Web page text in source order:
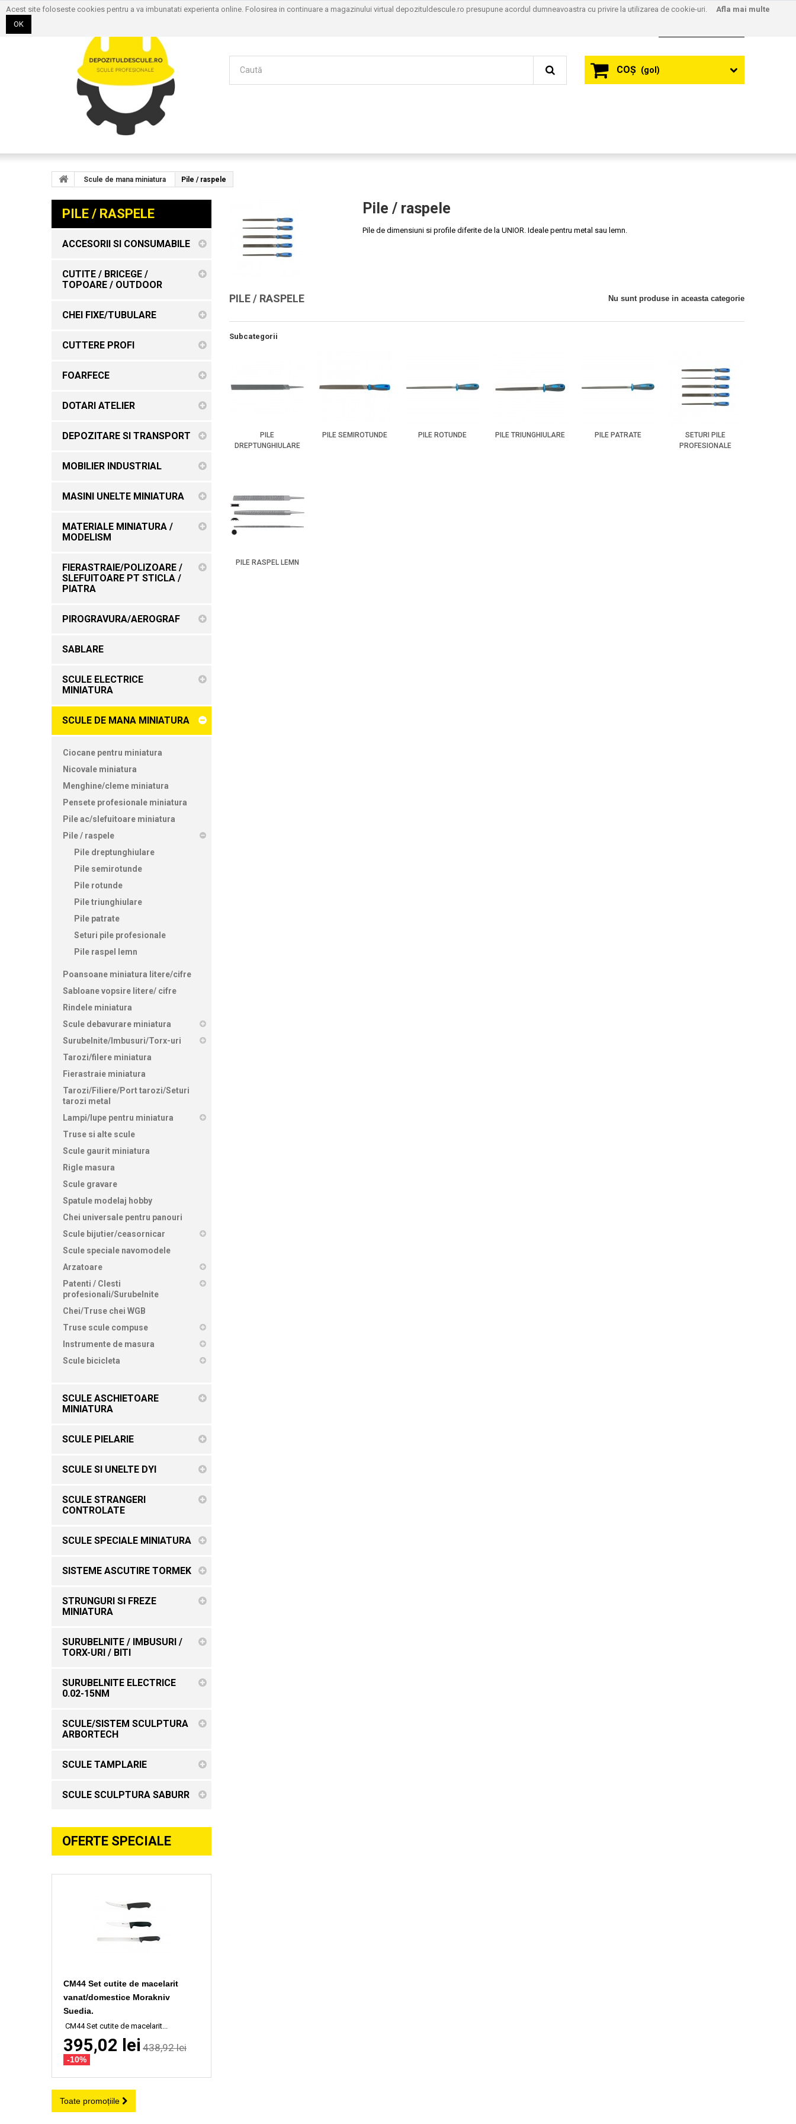
COŞ (gol)
Scule de mana miniatura Pile / raspele
PILE / RASPELE
ACCESORII SI CONSUMABILE
CUTITE / BRICEGE /
TOPOARE / OUTDOOR
CHEI FIXE/TUBULARE
CUTTERE PROFI
FOARFECE
DOTARI ATELIER
DEPOZITARE SI TRANSPORT
MOBILIER INDUSTRIAL
MASINI UNELTE MINIATURA
MATERIALE MINIATURA /
MODELISM
FIERASTRAIE/POLIZOARE /
SLEFUITOARE PT STICLA /
PIATRA
PIROGRAVURA/AEROGRAF
SABLARE
SCULE ELECTRICE
MINIATURA
SCULE DE MANA MINIATURA
Ciocane pentru miniatura
Nicovale miniatura
Menghine/cleme miniatura
Pensete profesionale miniatura
Pile ac/slefuitoare miniatura
Pile / raspele
Pile dreptunghiulare
Pile semirotunde
Pile rotunde
Pile triunghiulare
Pile patrate
Seturi pile profesionale
Pile raspel lemn
Poansoane miniatura litere/cifre
Sabloane vopsire litere/ cifre
Rindele miniatura
Scule debavurare miniatura
Surubelnite/Imbusuri/Torx-uri
Tarozi/filere miniatura
Fierastraie miniatura
Tarozi/Filiere/Port tarozi/Seturi
tarozi metal
Lampi/lupe pentru miniatura
Truse si alte scule
Scule gaurit miniatura
Rigle masura
Scule gravare
Spatule modelaj hobby
Chei universale pentru panouri
Scule bijutier/ceasornicar
Scule speciale navomodele
Arzatoare
Patenti / Clesti
profesionali/Surubelnite
Chei/Truse chei WGB
Truse scule compuse
Instrumente de masura
Scule bicicleta
SCULE ASCHIETOARE
MINIATURA
SCULE PIELARIE
SCULE SI UNELTE DYI
SCULE STRANGERI
CONTROLATE
SCULE SPECIALE MINIATURA
SISTEME ASCUTIRE TORMEK
STRUNGURI SI FREZE
MINIATURA
SURUBELNITE / IMBUSURI /
TORX-URI / BITI
SURUBELNITE ELECTRICE
0.02-15NM
SCULE/SISTEM SCULPTURA
ARBORTECH
SCULE TAMPLARIE
SCULE SCULPTURA SABURR
OFERTE SPECIALE
CM44 Set cutite de macelarit
vanat/domestice Morakniv
Suedia.
CM44 Set cutite de macelarit...
395,02 lei 438,92 lei
-10%
Toate promoțiile
Pile / raspele
Pile de dimensiuni si profile diferite de la UNIOR. Ideale pentru metal sau lemn.
PILE / RASPELE Nu sunt produse in aceasta categorie
Subcategorii
PILE
DREPTUNGHIULARE
PILE SEMIROTUNDE PILE ROTUNDE PILE TRIUNGHIULARE PILE PATRATE
SETURI PILE
PROFESIONALE
PILE RASPEL LEMN
Acest site foloseste cookies pentru a va imbunatati experienta online. Folosirea in continuare a magazinului virtual depozituldescule.ro presupune acordul dumneavoastra cu privire la utilizarea de cookie-uri. Afla mai multe
OK